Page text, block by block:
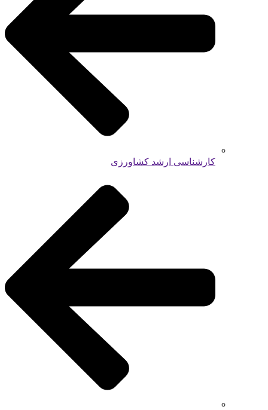
کارشناسی ارشد کشاورزی